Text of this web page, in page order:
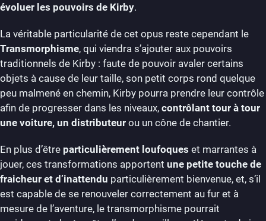
évoluer les pouvoirs de Kirby.
La véritable particularité de cet opus reste cependant le
Transmorphisme, qui viendra s’ajouter aux pouvoirs
traditionnels de Kirby : faute de pouvoir avaler certains
objets à cause de leur taille, son petit corps rond quelque
peu malmené en chemin, Kirby pourra prendre leur contrôle
afin de progresser dans les niveaux, contrôlant tour à tour
une voiture, un distributeur ou un cône de chantier.
En plus d’être particulièrement loufoques et marrantes à
jouer, ces transformations apportent une petite touche de
fraicheur et d’inattendu particulièrement bienvenue, et, s’il
est capable de se renouveler correctement au fur et à
mesure de l’aventure, le transmorphisme pourrait